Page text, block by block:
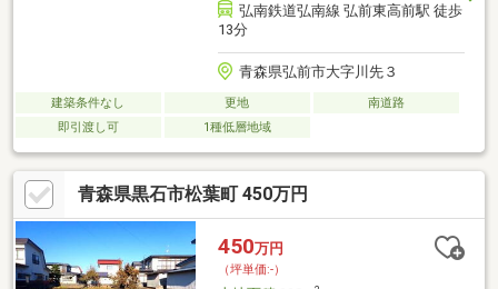
弘南鉄道弘南線 弘前東高前駅 徒歩
13分
青森県弘前市大字川先３
建築条件なし 更地
南道路
即引渡し可
1種低層地域
青森県黒石市松葉町 450万円
450万円
（坪単価:-）